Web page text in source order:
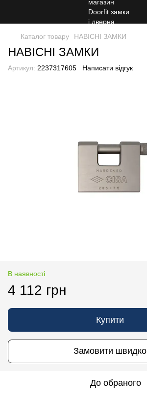
Каталог товару НАВІСНІ ЗАМКИ
НАВІСНІ ЗАМКИ
Артикул: 2237317605 Написати відгук
В наявності
4 112 грн
Купити
Замовити швидко
До обраного